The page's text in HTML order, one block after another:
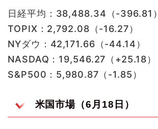
日経平均：38,488.34（-396.81）
TOPIX：2,792.08（-16.27）
NYダウ：42,171.66（-44.14）
NASDAQ：19,546.27（+25.18）
S&P500：5,980.87（-1.85）
米国市場（6月18日）